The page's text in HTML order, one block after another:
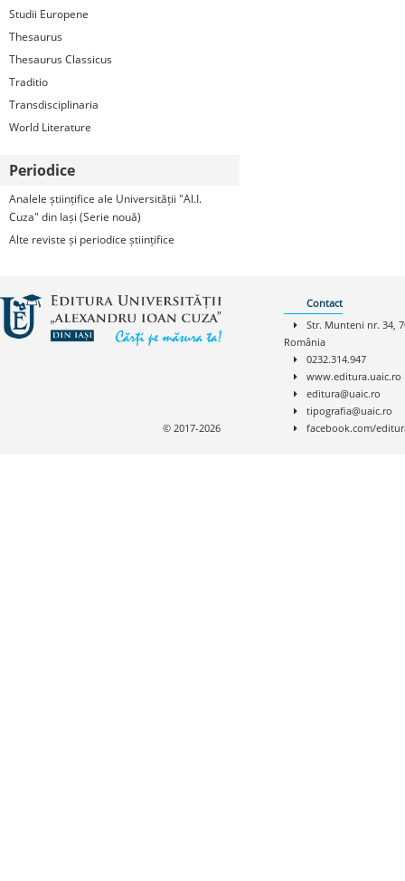
Studii Europene
Thesaurus
Thesaurus Classicus
Traditio
Transdisciplinaria
World Literature
Periodice
Analele științifice ale Universității "Al.I.
Cuza" din Iași (Serie nouă)
Alte reviste și periodice științifice
Contact
Str. Munteni nr. 34,
România
0232.314.947
www.editura.uaic.ro
editura@uaic.ro
tipografia@uaic.ro
facebook.com/
© 2017-2026